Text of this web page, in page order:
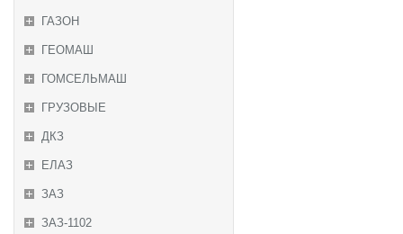
ГАЗОН
ГЕОМАШ
ГОМСЕЛЬМАШ
ГРУЗОВЫЕ
ДКЗ
ЕЛАЗ
ЗАЗ
ЗАЗ-1102